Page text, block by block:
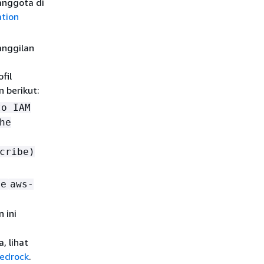
di
berikut:
IAM
aws-
ini
lihat
.